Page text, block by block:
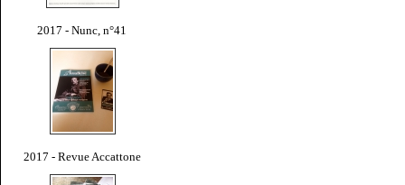
2017 - Nunc, n°41
2017 - Revue Accattone